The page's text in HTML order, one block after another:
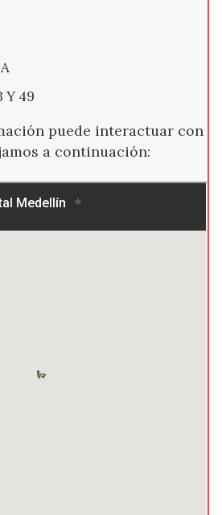
Y 49
puede interactuar con
a continuación: